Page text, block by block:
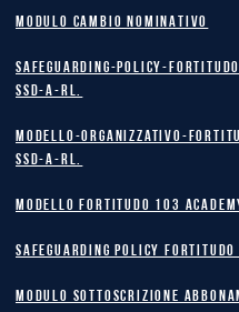
MODULO CAMBIO NOMINATIVO
safeguarding-policy-
SSD-A-RL.
Modello-Organizzativo-
SSD-A-RL.
MODELLO FORTITUDO 103
safeguarding policy Fortitudo
MODULO SOTTOSCRIZIONE